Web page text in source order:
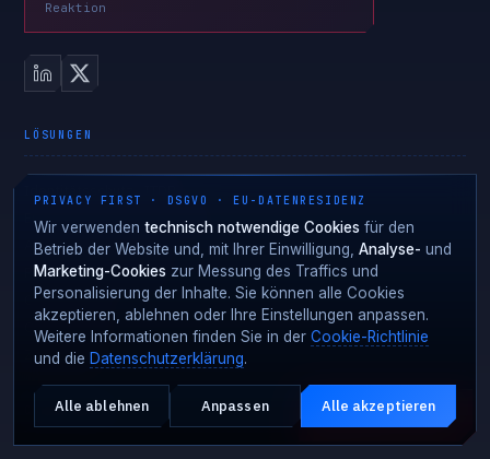
Reaktion
LÖSUNGEN
Enterprise-Phishing-Schutz
AiTM-Phishing-Schutz
Ransomware-Schutz
C2 Tracking
OT Security
Zero Trust
COMPLIANCE Aktiver Angriff?
PRIVACY FIRST · DSGVO · EU-DATENRESIDENZ
Wir verwenden technisch notwendige Cookies für den
Betrieb der Website und, mit Ihrer Einwilligung, Analyse- und
Marketing-Cookies zur Messung des Traffics und
Personalisierung der Inhalte. Sie können alle Cookies
akzeptieren, ablehnen oder Ihre Einstellungen anpassen.
Weitere Informationen finden Sie in der Cookie-Richtlinie
und die Datenschutzerklärung.
Alle ablehnen Anpassen Alle akzeptieren